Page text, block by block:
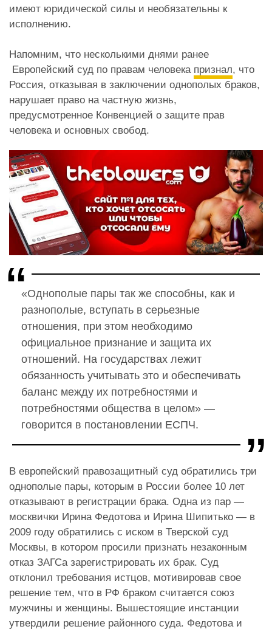
имеют юридической силы и необязательны к
исполнению.
Напомним, что несколькими днями ранее
Европейский суд по правам человека признал, что
Россия, отказывая в заключении однополых браков,
нарушает право на частную жизнь,
предусмотренное Конвенцией о защите прав
человека и основных свобод.
«Однополые пары так же способны, как и
разнополые, вступать в серьезные
отношения, при этом необходимо
официальное признание и защита их
отношений. На государствах лежит
обязанность учитывать это и обеспечивать
баланс между их потребностями и
потребностями общества в целом» —
говорится в постановлении ЕСПЧ.
В европейский правозащитный суд обратились три
однополые пары, которым в России более 10 лет
отказывают в регистрации брака. Одна из пар —
москвички Ирина Федотова и Ирина Шипитько — в
2009 году обратились с иском в Тверской суд
Москвы, в котором просили признать незаконным
отказ ЗАГСа зарегистрировать их брак. Суд
отклонил требования истцов, мотивировав свое
решение тем, что в РФ браком считается союз
мужчины и женщины. Вышестоящие инстанции
утвердили решение районного суда. Федотова и